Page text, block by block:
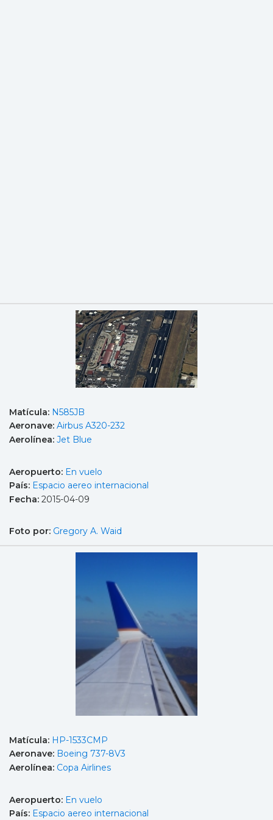
Matícula: N585JB
Aeronave: Airbus A320-232
Aerolínea: Jet Blue
Aeropuerto: En vuelo
País: Espacio aereo internacional
Fecha: 2015-04-09
Foto por: Gregory A. Waid
Matícula: HP-1533CMP
Aeronave: Boeing 737-8V3
Aerolínea: Copa Airlines
Aeropuerto: En vuelo
País: Espacio aereo internacional